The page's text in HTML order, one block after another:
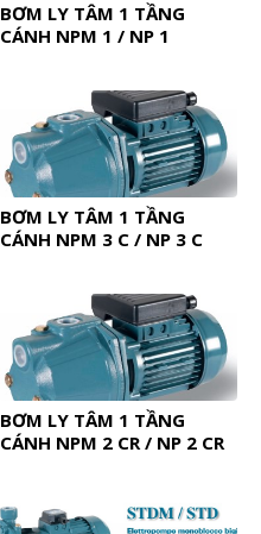
BƠM LY TÂM 1 TẦNG
CÁNH NPM 1 / NP 1
BƠM LY TÂM 1 TẦNG
CÁNH NPM 3 C / NP 3 C
BƠM LY TÂM 1 TẦNG
CÁNH NPM 2 CR / NP 2 CR